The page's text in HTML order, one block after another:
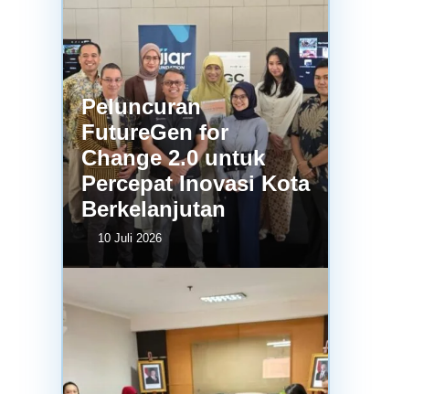
Peluncuran
FutureGen for
Change 2.0 untuk
Percepat Inovasi Kota
Berkelanjutan
10 Juli 2026